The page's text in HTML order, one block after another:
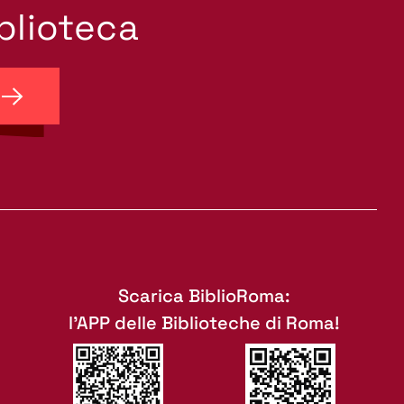
Scarica BiblioRoma:
l'APP delle Biblioteche di Roma!